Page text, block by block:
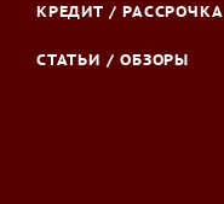
КРЕДИТ / РАССРОЧКА
СТАТЬИ / ОБЗОРЫ